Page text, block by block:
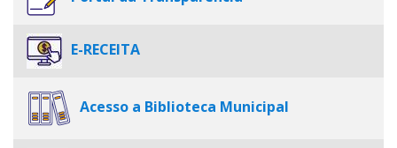
E-RECEITA
Acesso a Biblioteca Municipal